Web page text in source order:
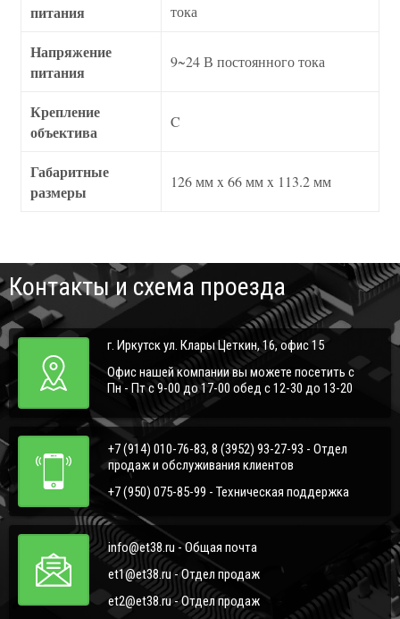
питания
тока
Напряжение
питания
9~24 В постоянного тока
Крепление
объектива
C
Габаритные
размеры
126 мм x 66 мм x 113.2 мм
Контакты и схема проезда
г. Иркутск ул. Клары Цеткин, 16, офис 15
Офис нашей компании вы можете посетить с
Пн - Пт с 9-00 до 17-00 обед с 12-30 до 13-20
+7 (914) 010-76-83, 8 (3952) 93-27-93 - Отдел
продаж и обслуживания клиентов
+7 (950) 075-85-99 - Техническая поддержка
info@et38.ru - Общая почта
et1@et38.ru - Отдел продаж
et2@et38.ru - Отдел продаж